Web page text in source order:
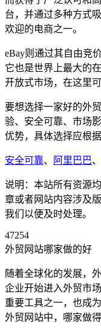
台，并通过多种方式
欢迎的电商之一。
eBay则通过其自由竞
它也是世界上最大的
开放式市场，在这里
要想选择一家好的外
验、安全可靠、市场
优势，具体选择应根
安全可靠、 阿里巴巴、
说明：本站所有资源
章或者网站内容涉及版
我们以便及时处理。
47254
外贸网站哪家做的好
随着全球化的发展，
企业开始进入外贸市
重要工具之一，也成
外贸网站中，哪家做